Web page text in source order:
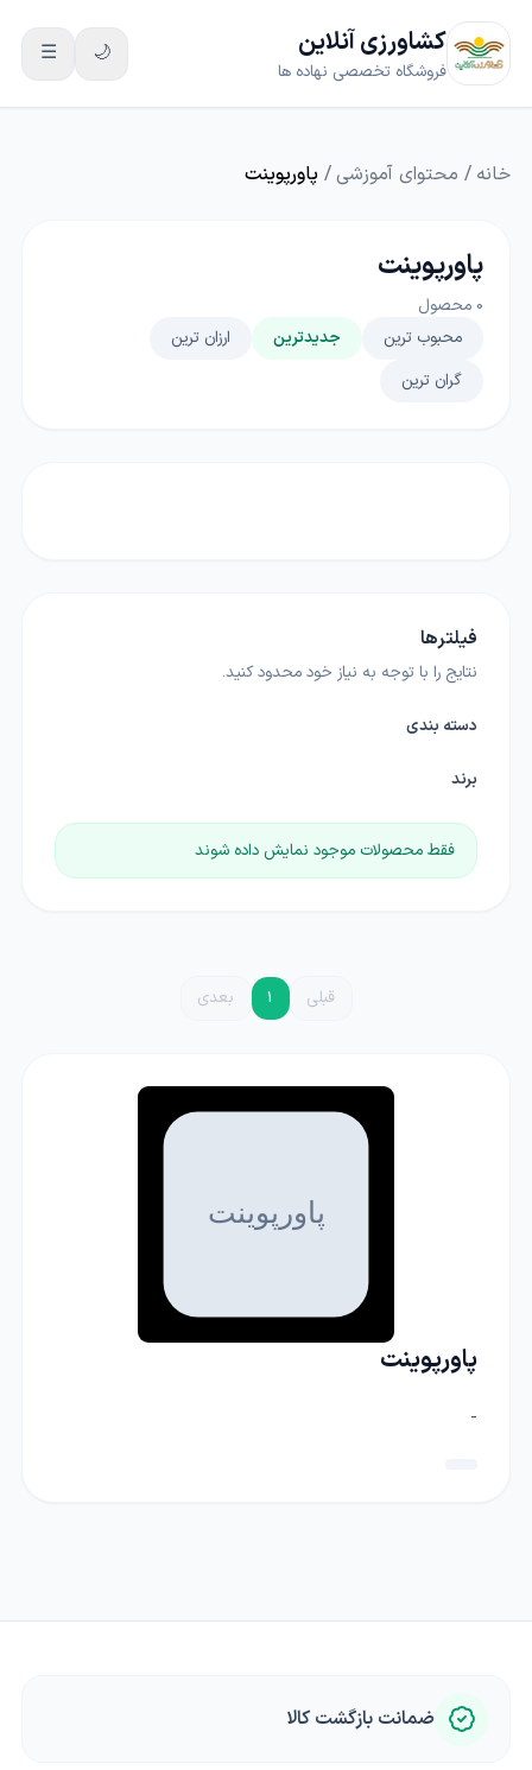
کشاورزی آنلاین
فروشگاه تخصصی نهاده ها
🌙
☰
خانه / محتوای آموزشی / پاورپوینت
پاورپوینت
0 محصول
محبوب ترین
جدیدترین
ارزان ترین
گران ترین
فیلترها
نتایج را با توجه به نیاز خود محدود کنید.
دسته بندی
برند
فقط محصولات موجود نمایش داده شوند
قبلی 1 بعدی
پاورپوینت
-
ضمانت بازگشت کالا